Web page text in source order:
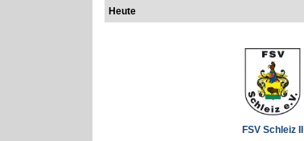
Heute
FSV Schleiz II